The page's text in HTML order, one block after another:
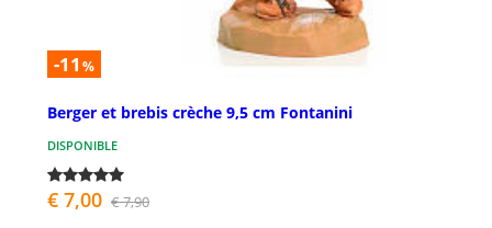
-11 %
Berger et brebis crèche 9,5 cm Fontanini
DISPONIBLE
€ 7,00 € 7,90